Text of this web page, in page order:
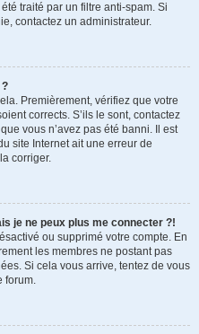
traité par un filtre anti-spam. Si
contactez un administrateur.
?
Premièrement, vérifiez que votre
corrects. S’ils le sont, contactez
vous n’avez pas été banni. Il est
site Internet ait une erreur de
corriger.
je ne peux plus me connecter ?!
ou supprimé votre compte. En
les membres ne postant pas
Si cela vous arrive, tentez de vous
forum.